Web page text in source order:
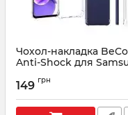
Чохол-накладка
Anti-Shock для
Clear (706959)
Артикул: 706959
149 грн